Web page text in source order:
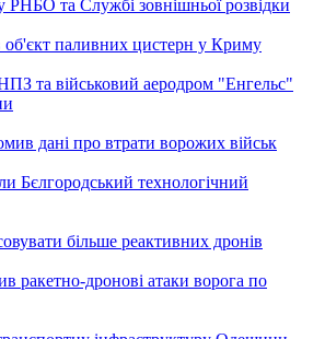
РНБО та Службі зовнішньої розвідки
паливних цистерн у Криму
та військовий аеродром "Енгельс"
дані про втрати ворожих військ
Бєлгородський технологічний
більше реактивних дронів
ракетно-дронові атаки ворога по